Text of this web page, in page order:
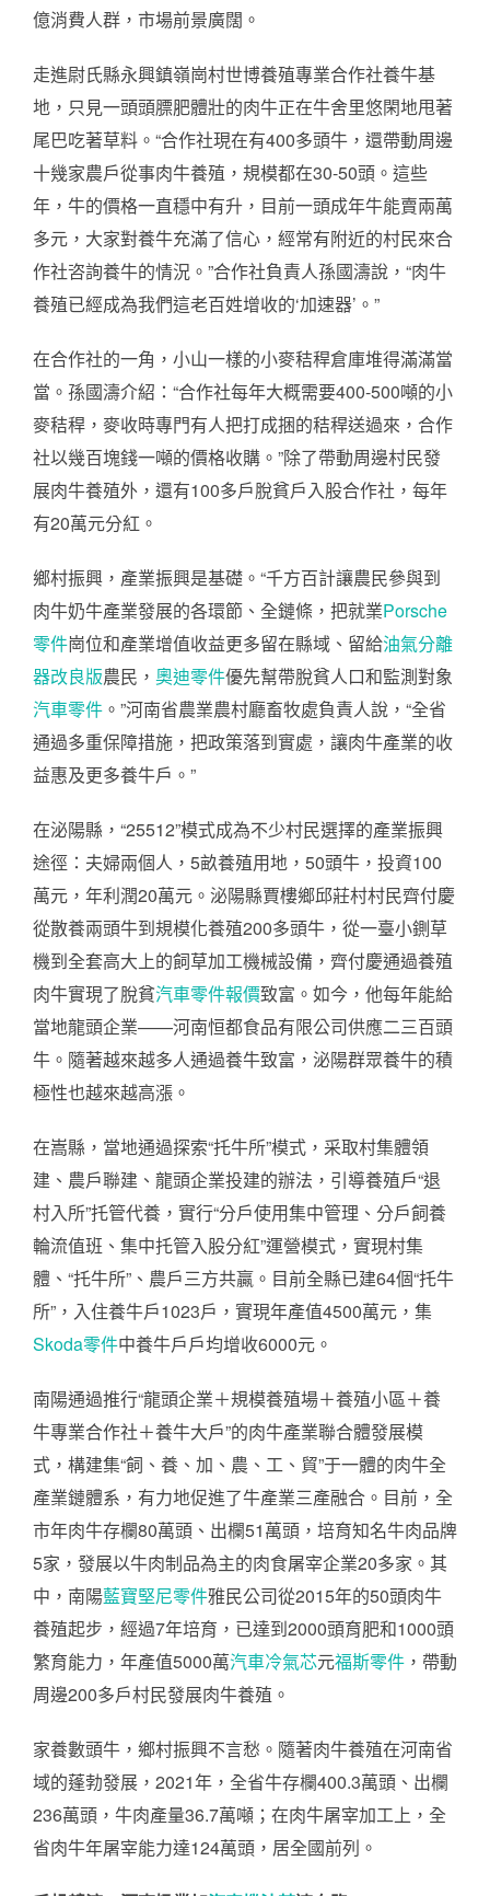
億消費人群，市場前景廣闊。
走進尉氏縣永興鎮嶺崗村世博養殖專業合作社養牛基
地，只見一頭頭膘肥體壯的肉牛正在牛舍里悠閑地甩著
尾巴吃著草料。“合作社現在有400多頭牛，還帶動周邊
十幾家農戶從事肉牛養殖，規模都在30-50頭。這些
年，牛的價格一直穩中有升，目前一頭成年牛能賣兩萬
多元，大家對養牛充滿了信心，經常有附近的村民來合
作社咨詢養牛的情況。”合作社負責人孫國濤說，“肉牛
養殖已經成為我們這老百姓增收的‘加速器’。”
在合作社的一角，小山一樣的小麥秸稈倉庫堆得滿滿當
當。孫國濤介紹：“合作社每年大概需要400-500噸的小
麥秸稈，麥收時專門有人把打成捆的秸稈送過來，合作
社以幾百塊錢一噸的價格收購。”除了帶動周邊村民發
展肉牛養殖外，還有100多戶脫貧戶入股合作社，每年
有20萬元分紅。
鄉村振興，產業振興是基礎。“千方百計讓農民參與到
肉牛奶牛產業發展的各環節、全鏈條，把就業Porsche
零件崗位和產業增值收益更多留在縣域、留給油氣分離
器改良版農民， 奧迪零件優先幫帶脫貧人口和監測對象
汽車零件 。”河南省農業農村廳畜牧處負責人說，“全省
通過多重保障措施，把政策落到實處，讓肉牛產業的收
益惠及更多養牛戶。”
在泌陽縣，“25512”模式成為不少村民選擇的產業振興
途徑：夫婦兩個人，5畝養殖用地，50頭牛，投資100
萬元，年利潤20萬元。泌陽縣賈樓鄉邱莊村村民齊付慶
從散養兩頭牛到規模化養殖200多頭牛，從一臺小鍘草
機到全套高大上的飼草加工機械設備，齊付慶通過養殖
肉牛實現了脫貧汽車零件報價致富。如今，他每年能給
當地龍頭企業——河南恒都食品有限公司供應二三百頭
牛。隨著越來越多人通過養牛致富，泌陽群眾養牛的積
極性也越來越高漲。
在嵩縣，當地通過探索“托牛所”模式，采取村集體領
建、農戶聯建、龍頭企業投建的辦法，引導養殖戶“退
村入所”托管代養，實行“分戶使用集中管理、分戶飼養
輪流值班、集中托管入股分紅”運營模式，實現村集
體、“托牛所”、農戶三方共贏。目前全縣已建64個“托牛
所”，入住養牛戶1023戶，實現年產值4500萬元，集
Skoda零件中養牛戶戶均增收6000元。
南陽通過推行“龍頭企業＋規模養殖場＋養殖小區＋養
牛專業合作社＋養牛大戶”的肉牛產業聯合體發展模
式，構建集“飼、養、加、農、工、貿”于一體的肉牛全
產業鏈體系，有力地促進了牛產業三產融合。目前，全
市年肉牛存欄80萬頭、出欄51萬頭，培育知名牛肉品牌
5家，發展以牛肉制品為主的肉食屠宰企業20多家。其
中，南陽藍寶堅尼零件雅民公司從2015年的50頭肉牛
養殖起步，經過7年培育，已達到2000頭育肥和1000頭
繁育能力，年產值5000萬汽車冷氣芯元福斯零件 ，帶動
周邊200多戶村民發展肉牛養殖。
家養數頭牛，鄉村振興不言愁。隨著肉牛養殖在河南省
域的蓬勃發展，2021年，全省牛存欄400.3萬頭、出欄
236萬頭，牛肉產量36.7萬噸；在肉牛屠宰加工上，全
省肉牛年屠宰能力達124萬頭，居全國前列。